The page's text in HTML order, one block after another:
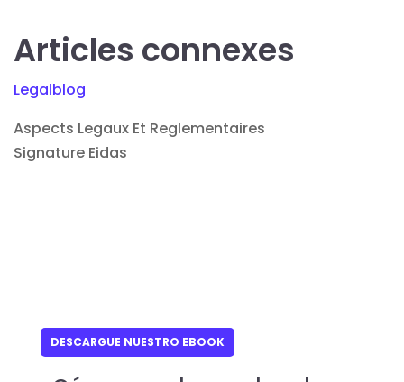
Articles connexes
Legalblog
Aspects Legaux Et Reglementaires
Signature Eidas
DESCARGUE NUESTRO EBOOK